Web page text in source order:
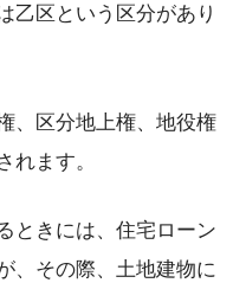
乙区という区分があり
、区分地上権、地役権
れます。
ときには、住宅ローン
、その際、土地建物に